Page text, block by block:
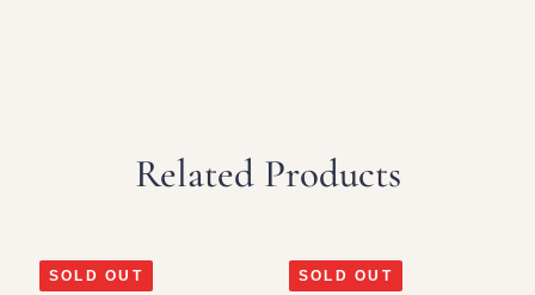
Related Products
SOLD OUT SOLD OUT